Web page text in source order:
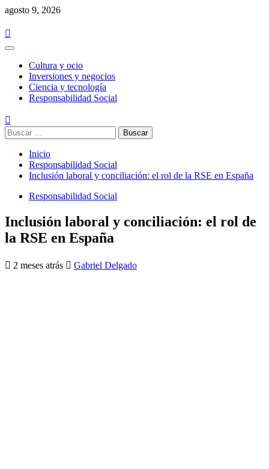
Saltar
contenido
agosto 9, 2026
Menú
principalCultura y ocio
Inversiones y negocios
Ciencia y tecnología
Responsabilidad Social
Buscar:
Inicio
Responsabilidad Social
Inclusión laboral y conciliación: el rol de la RSE en España
Responsabilidad Social
Inclusión laboral y conciliación: el rol de
la RSE en España
2 meses atrás Gabriel Delgado